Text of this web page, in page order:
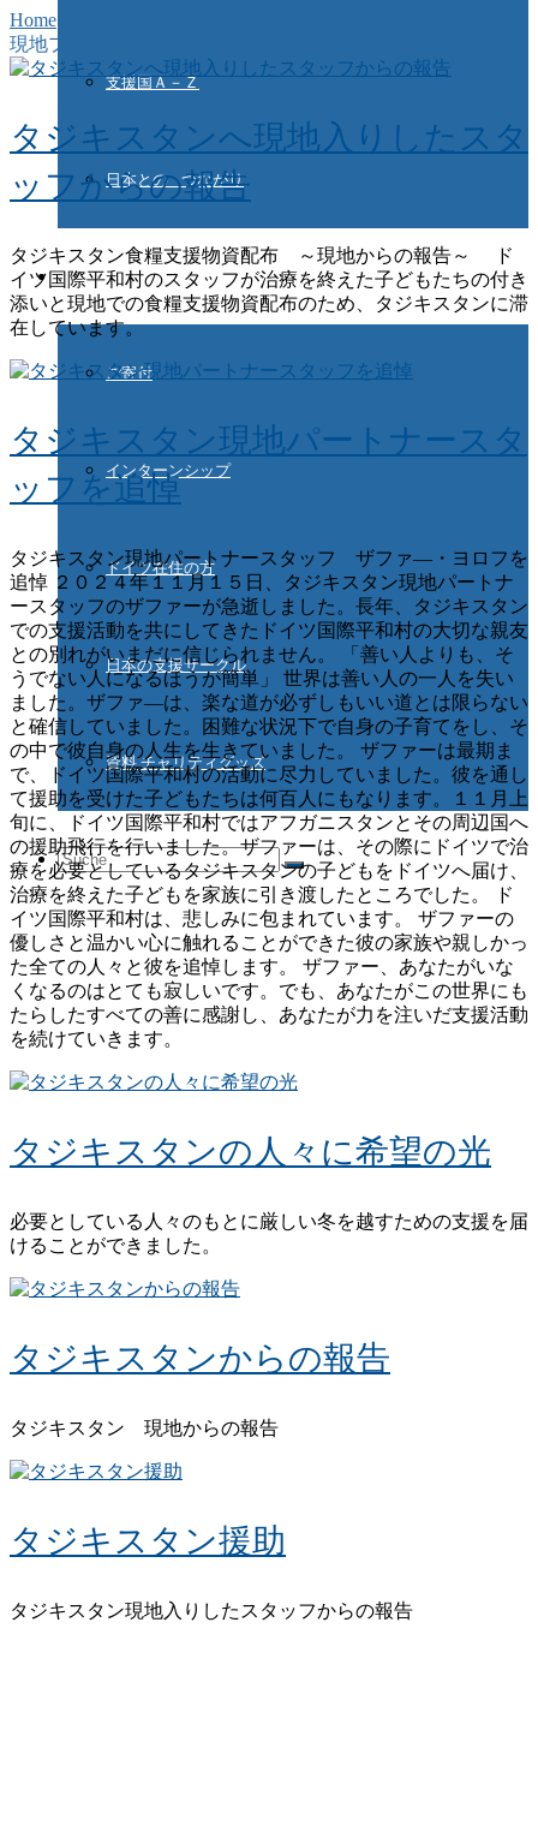
支援国Ａ－Ｚ
日本との つながり
ご協力ください
ご寄付
インターンシップ
ドイツ在住の方
日本の支援サークル
資料 チャリティグッズ
Suche
nach:
Home
現地プロジェクト
タジキスタンへ現地入りしたスタ
ッフからの報告
タジキスタン食糧支援物資配布 ～現地からの報告～ ド
イツ国際平和村のスタッフが治療を終えた子どもたちの付き
添いと現地での食糧支援物資配布のため、タジキスタンに滞
在しています。
タジキスタン現地パートナースタ
ッフを追悼
タジキスタン現地パートナースタッフ ザファ―・ヨロフを
追悼 ２０２４年１１月１５日、タジキスタン現地パートナ
ースタッフのザファーが急逝しました。長年、タジキスタン
での支援活動を共にしてきたドイツ国際平和村の大切な親友
との別れがいまだに信じられません。 「善い人よりも、そ
うでない人になるほうが簡単」 世界は善い人の一人を失い
ました。ザファ―は、楽な道が必ずしもいい道とは限らない
と確信していました。困難な状況下で自身の子育てをし、そ
の中で彼自身の人生を生きていました。 ザファーは最期ま
で、ドイツ国際平和村の活動に尽力していました。彼を通し
て援助を受けた子どもたちは何百人にもなります。１１月上
旬に、ドイツ国際平和村ではアフガニスタンとその周辺国へ
の援助飛行を行いました。ザファーは、その際にドイツで治
療を必要としているタジキスタンの子どもをドイツへ届け、
治療を終えた子どもを家族に引き渡したところでした。 ド
イツ国際平和村は、悲しみに包まれています。 ザファーの
優しさと温かい心に触れることができた彼の家族や親しかっ
た全ての人々と彼を追悼します。 ザファー、あなたがいな
くなるのはとても寂しいです。でも、あなたがこの世界にも
たらしたすべての善に感謝し、あなたが力を注いだ支援活動
を続けていきます。
タジキスタンの人々に希望の光
必要としている人々のもとに厳しい冬を越すための支援を届
けることができました。
タジキスタンからの報告
タジキスタン 現地からの報告
タジキスタン援助
タジキスタン現地入りしたスタッフからの報告